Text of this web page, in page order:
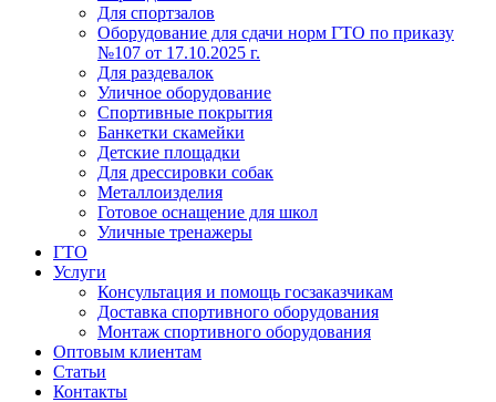
Для спортзалов
Оборудование для сдачи норм ГТО по приказу
№107 от 17.10.2025 г.
Для раздевалок
Уличное оборудование
Спортивные покрытия
Банкетки скамейки
Детские площадки
Для дреcсировки собак
Металлоизделия
Готовое оснащение для школ
Уличные тренажеры
ГТО
Услуги
Консультация и помощь госзаказчикам
Доставка спортивного оборудования
Монтаж спортивного оборудования
Оптовым клиентам
Статьи
Контакты